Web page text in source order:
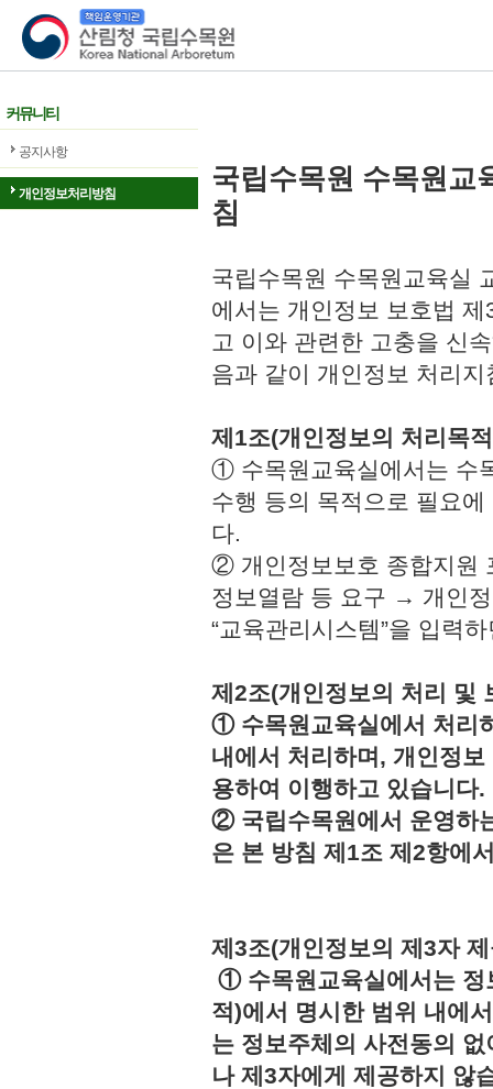
산림청 국립수목원
커뮤니티
공지사항
개인정보처리방침
국립수목원 수목원교
침
국립수목원 수목원교육실
에서는 개인정보 보호법
고 이와 관련한 고충을 신
음과 같이 개인정보 처리
제1조(개인정보의 처리목
① 수목원교육실에서는 수
수행 등의 목적으로 필요
다.
② 개인정보보호 종합지원
정보열람 등 요구 → 개인
“교육관리시스템”을 입력
제2조(개인정보의 처리 및
① 수목원교육실에서 처리
내에서 처리하며, 개인정
용하여 이행하고 있습니다.
② 국립수목원에서 운영하
은 본 방침 제1조 제2항에
제3조(개인정보의 제3자
① 수목원교육실에서는 정
적)에서 명시한 범위 내에
는 정보주체의 사전동의
나 제3자에게 제공하지 않